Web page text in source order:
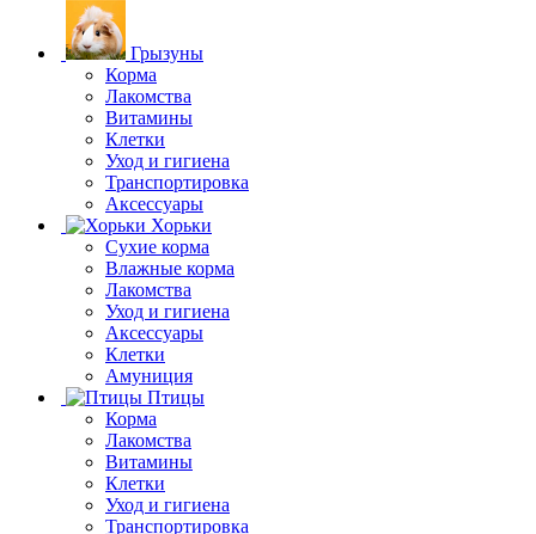
Грызуны
Корма
Лакомства
Витамины
Клетки
Уход и гигиена
Транспортировка
Аксессуары
Хорьки
Сухие корма
Влажные корма
Лакомства
Уход и гигиена
Аксессуары
Клетки
Амуниция
Птицы
Корма
Лакомства
Витамины
Клетки
Уход и гигиена
Транспортировка